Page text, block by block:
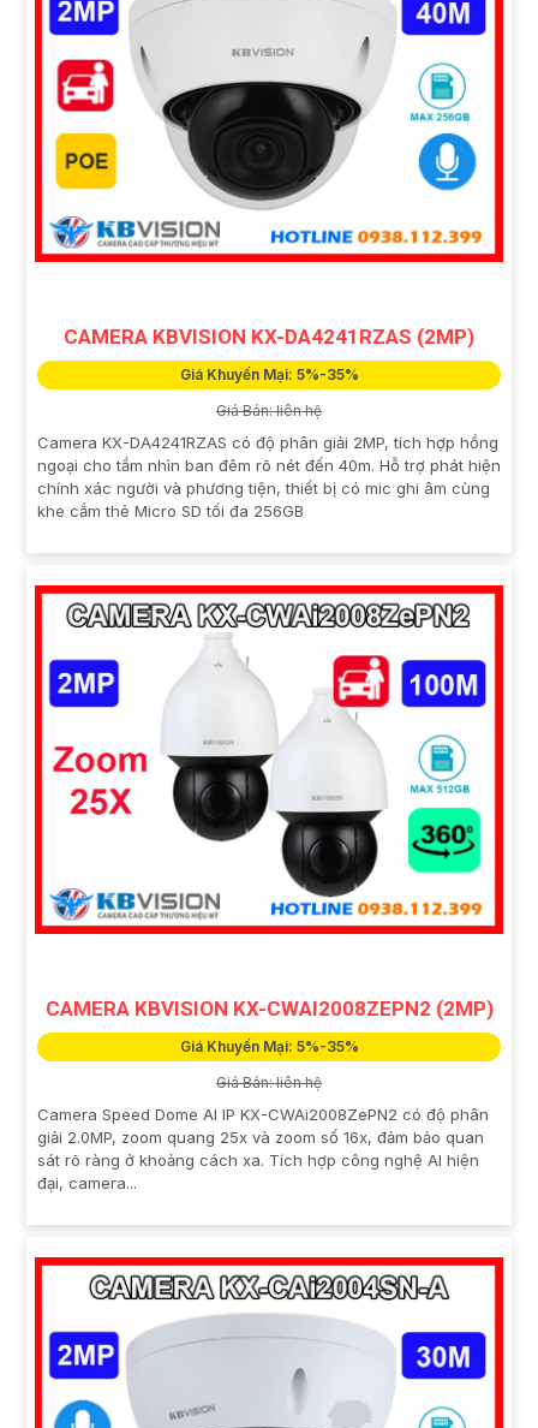
CAMERA KBVISION KX-DA4241RZAS (2MP)
Giá Khuyến Mại: 5%-35%
Giá Bán: liên hệ
Camera KX-DA4241RZAS có độ phân giải 2MP, tích hợp hồng
ngoại cho tầm nhìn ban đêm rõ nét đến 40m. Hỗ trợ phát hiện
chính xác người và phương tiện, thiết bị có mic ghi âm cùng
khe cắm thẻ Micro SD tối đa 256GB
CAMERA KBVISION KX-CWAI2008ZEPN2 (2MP)
Giá Khuyến Mại: 5%-35%
Giá Bán: liên hệ
Camera Speed Dome AI IP KX-CWAi2008ZePN2 có độ phân
giải 2.0MP, zoom quang 25x và zoom số 16x, đảm bảo quan
sát rõ ràng ở khoảng cách xa. Tích hợp công nghệ AI hiện
đại, camera...